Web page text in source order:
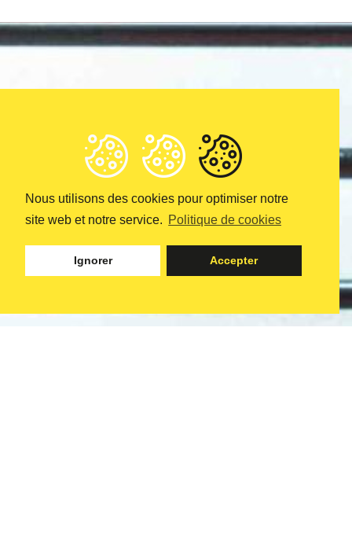
Nous utilisons des cookies pour optimiser notre
site web et notre service. Politique de cookies
Ignorer Accepter
2021
PHOTOS